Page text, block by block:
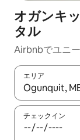
オガンキ
タル
Airbnbでユニ
エリア
検索結果が表
チェックイン